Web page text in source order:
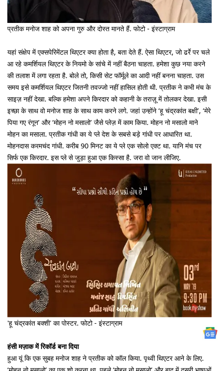
प्रतीक मनोज शाह को अपना गुरु और दोस्त मानते हैं. फोटो - इंस्टाग्राम
यहां संक्षेप में एक्सपेरिमेंटल थिएटर क्या होता है, बता देते हैं. ऐसा थिएटर, जो ढर्रे पर चले
आ रहे कमर्शियल थिएटर के नियमो के सांचे में नहीं बैठना चाहता. हमेशा कुछ नया करने
की तलाश में लगा रहता है. बोले तो, किसी सेट फॉर्मूले का आदी नहीं बनना चाहता. उस
समय इसे कमर्शियल थिएटर जितनी तवज्जो नहीं हासिल होती थी. प्रतीक ने कभी मंच के
साइज़ नहीं देखा. बल्कि हमेशा अपने किरदार को कहानी के तराज़ू में तोलकर देखा. इसी
इच्छा के साथ वो मनोज शाह के साथ काम करने लगे. जहां उन्होंने ‘हू चंद्रकांत बक्षी’, ‘मेरे
पिया गए रंगून’ और ‘मोहन नो मसालो’ जैसे प्लेज़ में काम किया. मोहन नो मसालो माने
मोहन का मसाला. प्रतीक गांधी का ये प्ले देश के सबसे बड़े गांधी पर आधारित था.
मोहनदास करमचंद गांधी. करीब 90 मिनट का ये प्ले एक सोलो एक्ट था. यानि मंच पर
सिर्फ एक किरदार. इस प्ले से जुड़ा हुआ एक किस्सा है. जरा वो जान लीजिए.
'हू चंद्रकांत बक्शी' का पोस्टर. फोटो - इंस्टाग्राम
हंसी मज़ाक में रिकॉर्ड बना दिया
हुआ यूं कि एक सुबह मनोज शाह ने प्रतीक को कॉल किया. पृथ्वी थिएटर आने के लिए.